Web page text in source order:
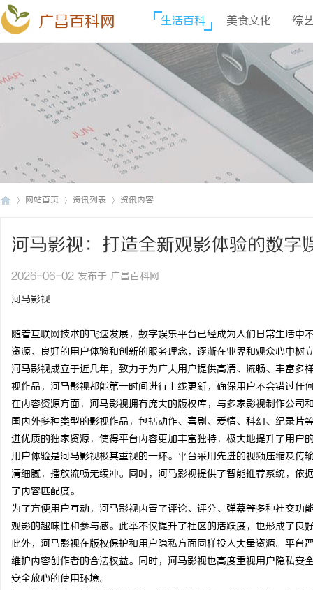
广昌百科网 生活百科 美食文化 综
网站首页 资讯列表 资讯内容
河马影视：打造全新观影体验的数字
2026-06-02 发布于 广昌百科网
河马影视
随着互联网技术的飞速发展，数字娱乐平台已经成为人们日常生活
资源、良好的用户体验和创新的服务理念，逐渐在业界和观众心中树
河马影视成立于近几年，致力于为广大用户提供高清、流畅、丰富
视作品，河马影视都能第一时间进行上线更新，确保用户不会错过任
在内容资源方面，河马影视拥有庞大的版权库，与多家影视制作公
国内外多种类型的影视作品，包括动作、喜剧、爱情、科幻、纪录
进优质的独家资源，使得平台内容更加丰富独特，极大地提升了用户
用户体验是河马影视极其重视的一环。平台采用先进的视频压缩及
清细腻，播放流畅无缓冲。同时，河马影视提供了智能推荐系统，
了内容匹配度。
为了方便用户互动，河马影视内置了评论、评分、弹幕等多种社交
观影的趣味性和参与感。此举不仅提升了社区的活跃度，也形成了良
此外，河马影视在版权保护和用户隐私方面同样投入大量资源。平
维护内容创作者的合法权益。同时，河马影视也高度重视用户隐私
安全放心的使用环境。